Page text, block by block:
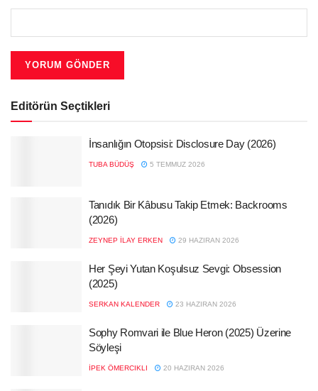
Editörün Seçtikleri
İnsanlığın Otopsisi: Disclosure Day (2026)
TUBA BÜDÜŞ 5 TEMMUZ 2026
Tanıdık Bir Kâbusu Takip Etmek: Backrooms
(2026)
ZEYNEP İLAY ERKEN 29 HAZIRAN 2026
Her Şeyi Yutan Koşulsuz Sevgi: Obsession
(2025)
SERKAN KALENDER 23 HAZIRAN 2026
Sophy Romvari ile Blue Heron (2025) Üzerine
Söyleşi
İPEK ÖMERCIKLI 20 HAZIRAN 2026